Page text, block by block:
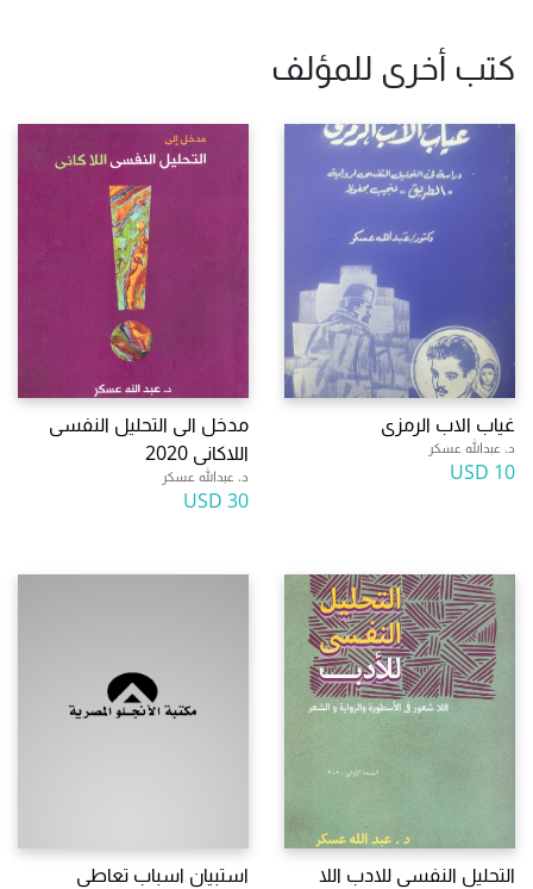
كتب أخرى للمؤلف
غياب الاب الرمزى
د. عبدالله عسكر
10 USD
مدخل الى التحليل النفسى
اللاكانى 2020
د. عبدالله عسكر
30 USD
التحليل النفسى للادب اللا استبيان اسباب تعاطى